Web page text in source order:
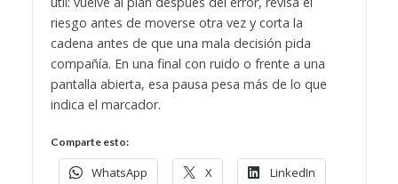
riesgo antes de moverse otra vez y corta la
cadena antes de que una mala decisión pida
compañía. En una final con ruido o frente a una
pantalla abierta, esa pausa pesa más de lo que
indica el marcador.
Comparte esto:
WhatsApp X LinkedIn